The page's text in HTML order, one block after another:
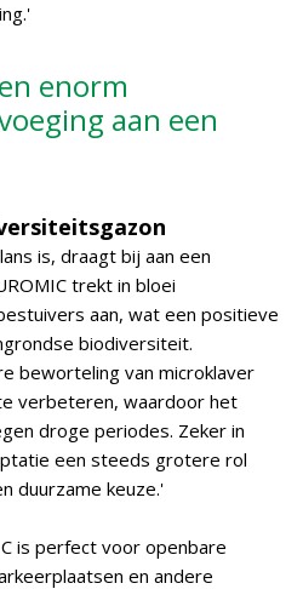
enorm
aan een
is, draagt bij aan een
trekt in bloei
aan, wat een positieve
biodiversiteit.
beworteling van microklaver
verbeteren, waardoor het
droge periodes. Zeker in
een steeds grotere rol
duurzame keuze.'
is perfect voor openbare
en andere